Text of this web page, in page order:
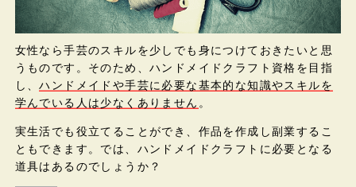
女性なら手芸のスキルを少しでも身につけておきたいと思
うものです。そのため、ハンドメイドクラフト資格を目指
し、ハンドメイドや手芸に必要な基本的な知識やスキルを
学んでいる人は少なくありません 。
実生活でも役立てることができ、作品を作成し副業するこ
ともできます。では、ハンドメイドクラフトに必要となる
道具はあるのでしょうか？